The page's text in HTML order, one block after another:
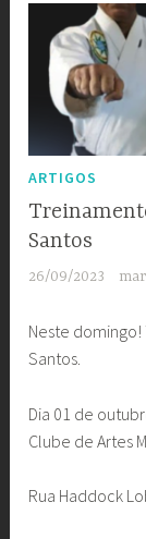
ARTIGOS
Santos
26/09/2023
Neste domingo!
Santos.
Dia 01 de
Clube de Artes
Rua Haddock